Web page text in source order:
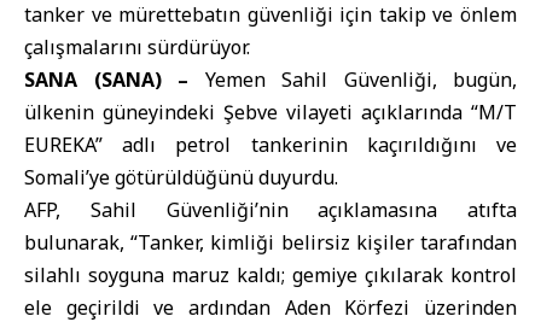
tanker ve mürettebatın güvenliği için takip ve önlem
çalışmalarını sürdürüyor.
SANA (SANA) – Yemen Sahil Güvenliği, bugün,
ülkenin güneyindeki Şebve vilayeti açıklarında “M/T
EUREKA” adlı petrol tankerinin kaçırıldığını ve
Somali’ye götürüldüğünü duyurdu.
AFP, Sahil Güvenliği’nin açıklamasına atıfta
bulunarak, “Tanker, kimliği belirsiz kişiler tarafından
silahlı soyguna maruz kaldı; gemiye çıkılarak kontrol
ele geçirildi ve ardından Aden Körfezi üzerinden